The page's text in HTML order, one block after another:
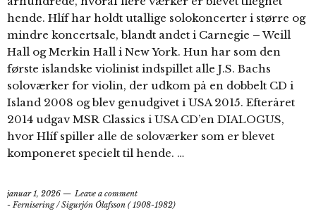
hende. Hlíf har holdt utallige solokoncerter i større og
mindre koncertsale, blandt andet i Carnegie – Weill
Hall og Merkin Hall i New York. Hun har som den
første islandske violinist indspillet alle J.S. Bachs
soloværker for violin, der udkom på en dobbelt CD i
Island 2008 og blev genudgivet i USA 2015. Efteråret
2014 udgav MSR Classics i USA CD’en DIALOGUS,
hvor Hlíf spiller alle de soloværker som er blevet
komponeret specielt til hende. …
januar 1, 2026
Leave a comment
- Fernisering/Sigurjón Ólafsson ( 1908-1982)